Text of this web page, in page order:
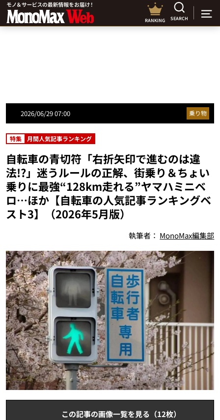
RANKING SEARCH
2026/06/29 07:00 乗り物
特集 月間人気記事ランキング
自転車の青切符「右折矢印で進むのは違
法!?」迷うルールの正解、街乗り＆ちょい
乗りに最強“128km走れる”ヤマハミニベ
ロ…ほか【自転車の人気記事ランキングベ
スト3】（2026年5月版）
執筆者： MonoMax編集部
この記事の画像一覧を見る（12枚）